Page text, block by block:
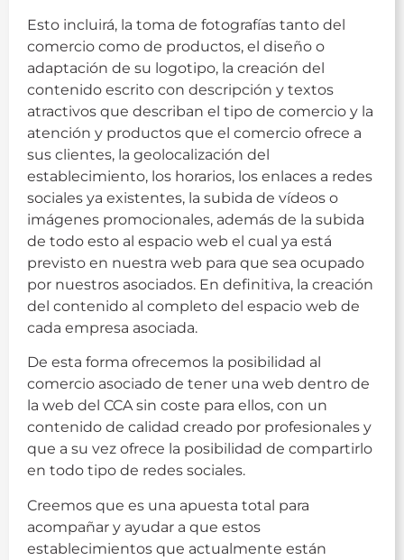
Esto incluirá, la toma de fotografías tanto del
comercio como de productos, el diseño o
adaptación de su logotipo, la creación del
contenido escrito con descripción y textos
atractivos que describan el tipo de comercio y la
atención y productos que el comercio ofrece a
sus clientes, la geolocalización del
establecimiento, los horarios, los enlaces a redes
sociales ya existentes, la subida de vídeos o
imágenes promocionales, además de la subida
de todo esto al espacio web el cual ya está
previsto en nuestra web para que sea ocupado
por nuestros asociados. En definitiva, la creación
del contenido al completo del espacio web de
cada empresa asociada.
De esta forma ofrecemos la posibilidad al
comercio asociado de tener una web dentro de
la web del CCA sin coste para ellos, con un
contenido de calidad creado por profesionales y
que a su vez ofrece la posibilidad de compartirlo
en todo tipo de redes sociales.
Creemos que es una apuesta total para
acompañar y ayudar a que estos
establecimientos que actualmente están